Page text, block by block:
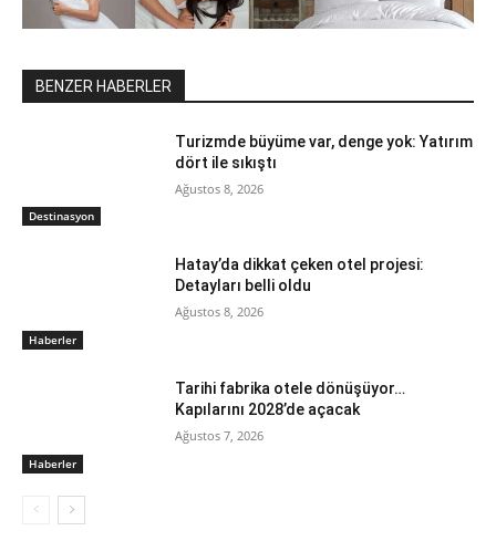
BENZER HABERLER
Destinasyon
Turizmde büyüme var, denge yok: Yatırım
dört ile sıkıştı
Ağustos 8, 2026
Haberler
Hatay’da dikkat çeken otel projesi:
Detayları belli oldu
Ağustos 8, 2026
Haberler
Tarihi fabrika otele dönüşüyor…
Kapılarını 2028’de açacak
Ağustos 7, 2026